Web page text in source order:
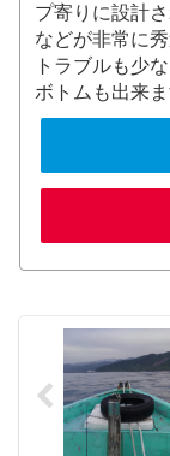
プ寄りに設計
などが非常に秀
トラブルも少
ボトムも出来ま